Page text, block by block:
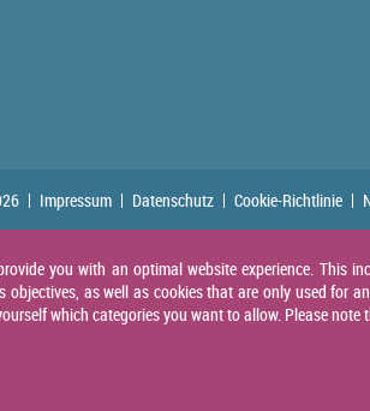
Impressum Datenschutz Cookie-Richtlinie
you with an optimal website experience. This
objectives, as well as cookies that are only used for
which categories you want to allow. Please